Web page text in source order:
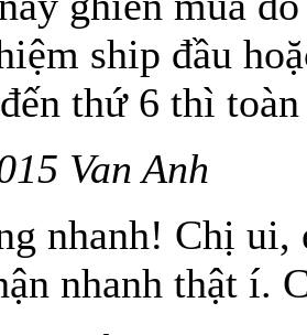
ship đầu
thứ 6 thì
Van Anh
nhanh! Chị
nhanh thật í.